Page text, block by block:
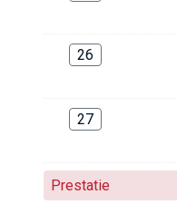
26
27
Prestatie